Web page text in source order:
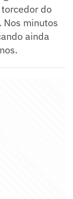
do
Nos minutos
ainda